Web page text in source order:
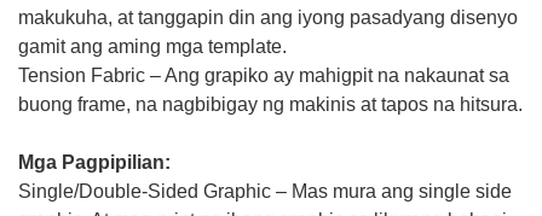
makukuha, at tanggapin din ang iyong pasadyang disenyo
gamit ang aming mga template.
Tension Fabric – Ang grapiko ay mahigpit na nakaunat sa
buong frame, na nagbibigay ng makinis at tapos na hitsura.
Mga Pagpipilian:
Single/Double-Sided Graphic – Mas mura ang single side